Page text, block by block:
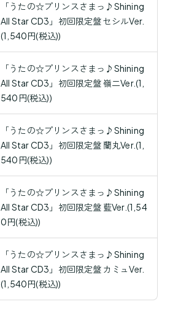
「うたの☆プリンスさまっ♪Shining
All Star CD3」初回限定盤 セシルVer.
(1,540円(税込))
「うたの☆プリンスさまっ♪Shining
All Star CD3」初回限定盤 嶺二Ver.(1,
540円(税込))
「うたの☆プリンスさまっ♪Shining
All Star CD3」初回限定盤 蘭丸Ver.(1,
540円(税込))
「うたの☆プリンスさまっ♪Shining
All Star CD3」初回限定盤 藍Ver.(1,54
0円(税込))
「うたの☆プリンスさまっ♪Shining
All Star CD3」初回限定盤 カミュVer.
(1,540円(税込))